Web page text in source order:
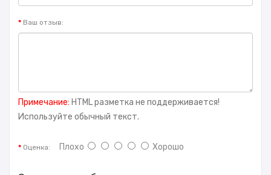
Ваш отзыв:
Примечание: HTML разметка не поддерживается!
Используйте обычный текст.
Оценка: Плохо Хорошо